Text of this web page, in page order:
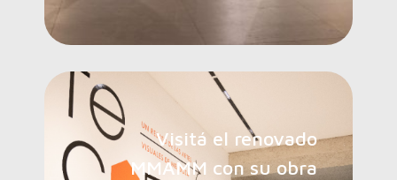
Visitá el renovado
MMAMM con su obra